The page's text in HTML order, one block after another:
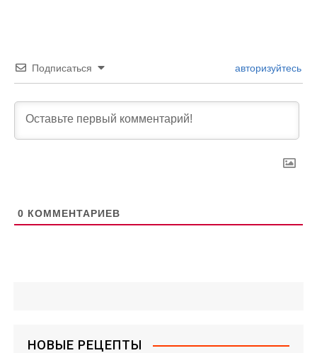
Подписаться авторизуйтесь
0 КОММЕНТАРИЕВ
НОВЫЕ РЕЦЕПТЫ